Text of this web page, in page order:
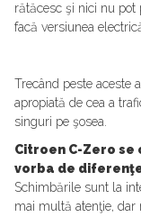
rătăcesc şi nici nu
facă versiunea
Trecând peste aceste
apropiată de cea a
singuri pe şosea.
Citroen C-Zero se
vorba de
Schimbările sunt la
mai multă atenţie,